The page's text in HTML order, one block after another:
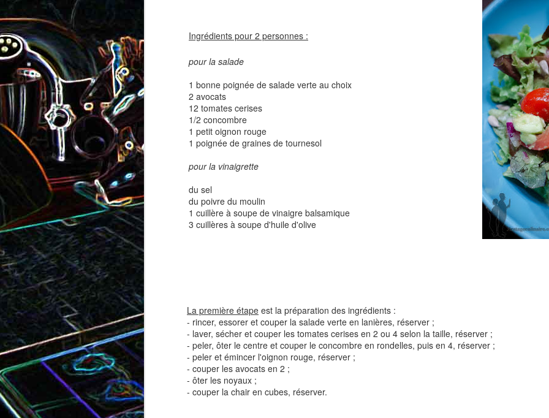
Ingrédients pour 2 personnes :
pour la salade
1 bonne poignée de salade verte au choix
2 avocats
12 tomates cerises
1/2 concombre
1 petit oignon rouge
1 poignée de graines de tournesol
pour la vinaigrette
du sel
du poivre du moulin
1 cuillère à soupe de vinaigre balsamique
3 cuillères à soupe d'huile d'olive
La première étape est la préparation des ingrédients :
- rincer, essorer et couper la salade verte en lanières, réserver ;
- laver, sécher et couper les tomates cerises en 2 ou 4 selon la taille, réserver ;
- peler, ôter le centre et couper le concombre en rondelles, puis en 4, réserver ;
- peler et émincer l'oignon rouge, réserver ;
- couper les avocats en 2 ;
- ôter les noyaux ;
- couper la chair en cubes, réserver.
Cake à la rhubarbe Salade d'avocat, au
concombre et au crabe
Cake au chèvre et
serrano
Tatin de tomates cerises à la
tapenade
2
4